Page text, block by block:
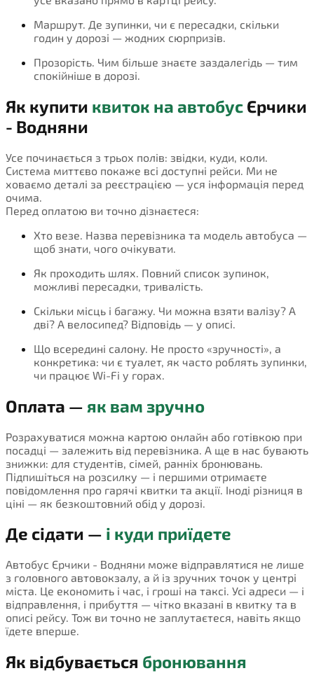
Маршрут. Де зупинки, чи є пересадки, скільки
годин у дорозі — жодних сюрпризів.
Прозорість. Чим більше знаєте заздалегідь — тим
спокійніше в дорозі.
Як купити квиток на автобус Єрчики
- Водняни
Усе починається з трьох полів: звідки, куди, коли.
Система миттєво покаже всі доступні рейси. Ми не
ховаємо деталі за реєстрацією — уся інформація перед
очима.
Перед оплатою ви точно дізнаєтеся:
Хто везе. Назва перевізника та модель автобуса —
щоб знати, чого очікувати.
Як проходить шлях. Повний список зупинок,
можливі пересадки, тривалість.
Скільки місць і багажу. Чи можна взяти валізу? А
дві? А велосипед? Відповідь — у описі.
Що всередині салону. Не просто «зручності», а
конкретика: чи є туалет, як часто роблять зупинки,
чи працює Wi-Fi у горах.
Оплата — як вам зручно
Розрахуватися можна картою онлайн або готівкою при
посадці — залежить від перевізника. А ще в нас бувають
знижки: для студентів, сімей, ранніх бронювань.
Підпишіться на розсилку — і першими отримаєте
повідомлення про гарячі квитки та акції. Іноді різниця в
ціні — як безкоштовний обід у дорозі.
Де сідати — і куди приїдете
Автобус Єрчики - Водняни може відправлятися не лише
з головного автовокзалу, а й із зручних точок у центрі
міста. Це економить і час, і гроші на таксі. Усі адреси — і
відправлення, і прибуття — чітко вказані в квитку та в
описі рейсу. Тож ви точно не заплутаєтеся, навіть якщо
їдете вперше.
Як відбувається бронювання